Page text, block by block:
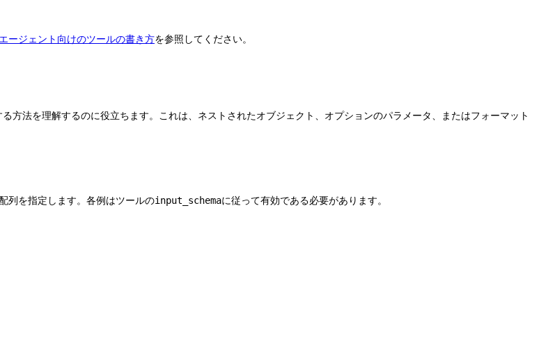
エージェント向けのツールの書き方を参照してください。
法を理解するのに役立ちます。これは、ネストされたオブジェクト、オプションのパラメータ、またはフォーマット
列を指定します。各例はツールのinput_schemaに従って有効である必要があります。